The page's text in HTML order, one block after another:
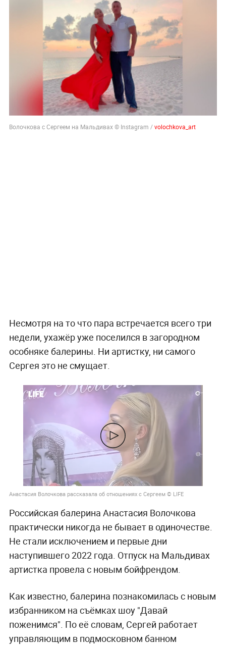
Волочкова с Сергеем на Мальдивах © Instagram /volochkova_art
Несмотря на то что пара встречается всего три
недели, ухажёр уже поселился в загородном
особняке балерины. Ни артистку, ни самого
Сергея это не смущает.
Анастасия Волочкова рассказала об отношениях с Сергеем © LIFE
Российская балерина Анастасия Волочкова
практически никогда не бывает в одиночестве.
Не стали исключением и первые дни
наступившего 2022 года. Отпуск на Мальдивах
артистка провела с новым бойфрендом.
Как известно, балерина познакомилась с новым
избранником на съёмках шоу "Давай
поженимся". По её словам, Сергей работает
управляющим в подмосковном банном